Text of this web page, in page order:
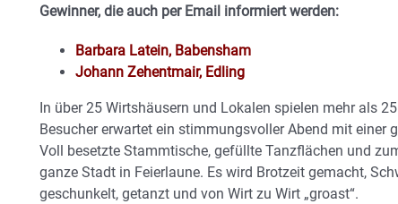
Gewinner, die auch per Email informiert werden:
Barbara Latein, Babensham
Johann Zehentmair, Edling
In über 25 Wirtshäusern und Lokalen spielen mehr als
Besucher erwartet ein stimmungsvoller Abend mit einer
Voll besetzte Stammtische, gefüllte Tanzflächen und
ganze Stadt in Feierlaune. Es wird Brotzeit gemacht,
geschunkelt, getanzt und von Wirt zu Wirt „groast“.